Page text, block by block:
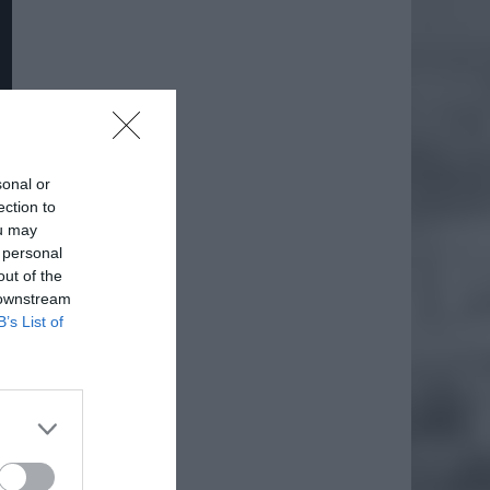
or
to
may
of the
List of